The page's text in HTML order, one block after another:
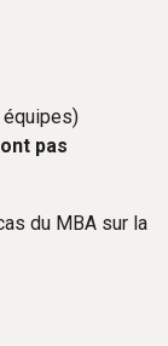
équipes)
pas
du MBA sur la